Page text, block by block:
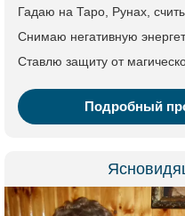
Гадаю на Таро, Рунах,
Снимаю негативную
Ставлю защиту от
Подробный